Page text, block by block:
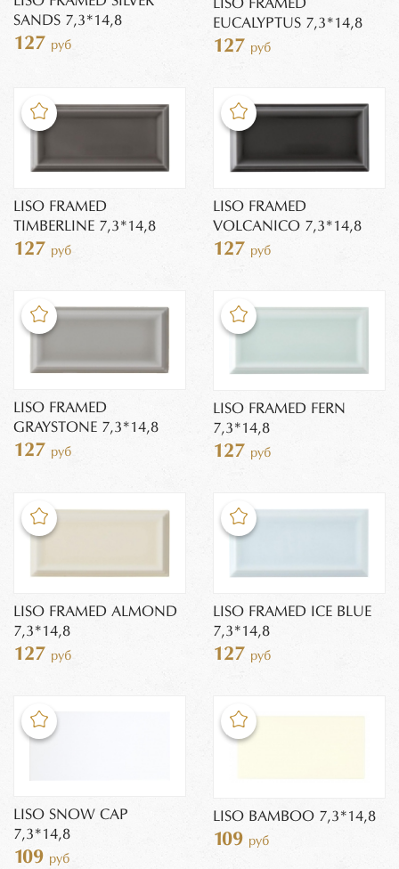
SANDS 7,3*14,8
127 руб
LISO FRAMED
EUCALYPTUS 7,3*14,8
127 руб
LISO FRAMED
TIMBERLINE 7,3*14,8
127 руб
LISO FRAMED
VOLCANICO 7,3*14,8
127 руб
LISO FRAMED
GRAYSTONE 7,3*14,8
127 руб
LISO FRAMED FERN
7,3*14,8
127 руб
LISO FRAMED ALMOND
7,3*14,8
127 руб
LISO FRAMED ICE BLUE
7,3*14,8
127 руб
LISO SNOW CAP
7,3*14,8
109 руб
LISO BAMBOO 7,3*14,8
109 руб